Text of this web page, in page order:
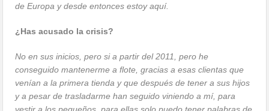
de Europa y desde entonces estoy aquí.
¿Has acusado la crisis?
No en sus inicios, pero si a partir del 2011, pero he
conseguido mantenerme a flote, gracias a esas clientas que
venían a la primera tienda y que después de tener a sus hijos
y a pesar de trasladarme han seguido viniendo a mí, para